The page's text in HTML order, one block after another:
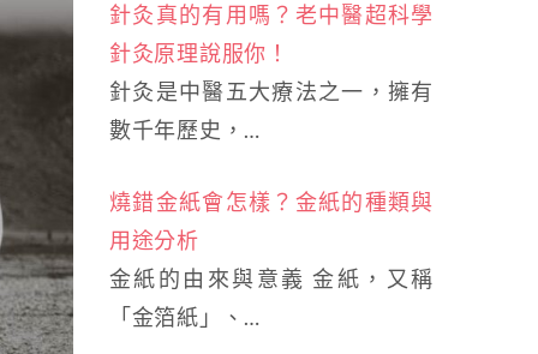
針灸真的有用嗎？老中醫超科學
針灸原理說服你！
針灸是中醫五大療法之一，擁有
數千年歷史，…
燒錯金紙會怎樣？金紙的種類與
用途分析
金紙的由來與意義 金紙，又稱
「金箔紙」、…